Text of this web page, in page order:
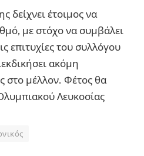
δείχνει έτοιμος να
με στόχο να συμβάλει
επιτυχίες του συλλόγου
ακόμη
στο μέλλον. Φέτος θα
Λευκοσίας